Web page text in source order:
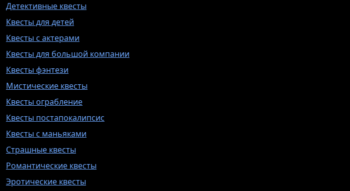
Детективные квесты
Квесты для детей
Квесты с актерами
Квесты для большой компании
Квесты фэнтези
Мистические квесты
Квесты ограбление
Квесты постапокалипсис
Квесты с маньяками
Страшные квесты
Романтические квесты
Эротические квесты